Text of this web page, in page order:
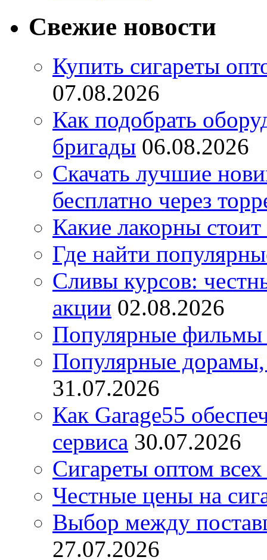
Свежие новости
Купить сигареты
07.08.2026
Как подобрать
бригады 06.08.2026
Скачать лучшие
бесплатно через
Какие лакорны стоит
Где найти
Сливы курсов:
акции 02.08.2026
Популярные фильмы
Популярные дорамы,
31.07.2026
Как Garage55
сервиса 30.07.2026
Сигареты оптом
Честные цены на
Выбор между
27.07.2026